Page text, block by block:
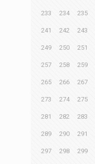
233 234 235
241 242 243
249 250 251
257 258 259
265 266 267
273 274 275
281 282 283
289 290 291
297 298 299